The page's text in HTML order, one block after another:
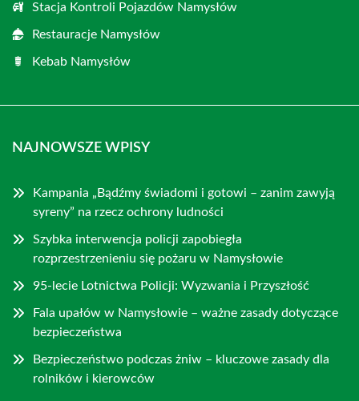
Stacja Kontroli Pojazdów Namysłów
Restauracje Namysłów
Kebab Namysłów
NAJNOWSZE WPISY
Kampania „Bądźmy świadomi i gotowi – zanim zawyją
syreny” na rzecz ochrony ludności
Szybka interwencja policji zapobiegła
rozprzestrzenieniu się pożaru w Namysłowie
95-lecie Lotnictwa Policji: Wyzwania i Przyszłość
Fala upałów w Namysłowie – ważne zasady dotyczące
bezpieczeństwa
Bezpieczeństwo podczas żniw – kluczowe zasady dla
rolników i kierowców